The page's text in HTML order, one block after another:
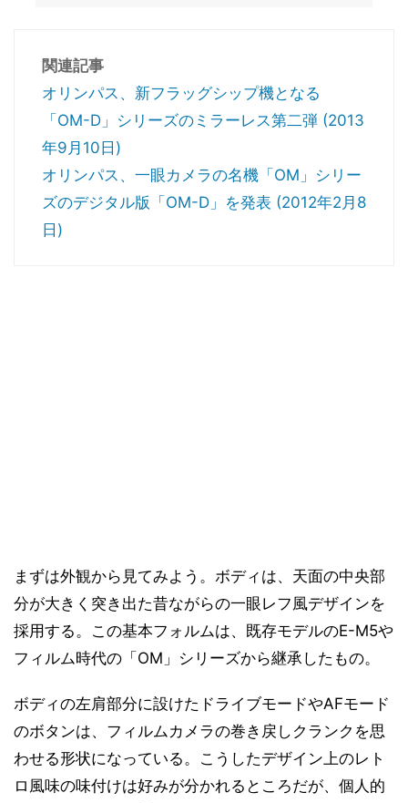
関連記事
オリンパス、新フラッグシップ機となる
「OM-D」シリーズのミラーレス第二弾 (2013
年9月10日)
オリンパス、一眼カメラの名機「OM」シリー
ズのデジタル版「OM-D」を発表 (2012年2月8
日)
まずは外観から見てみよう。ボディは、天面の中央部
分が大きく突き出た昔ながらの一眼レフ風デザインを
採用する。この基本フォルムは、既存モデルのE-M5や
フィルム時代の「OM」シリーズから継承したもの。
ボディの左肩部分に設けたドライブモードやAFモード
のボタンは、フィルムカメラの巻き戻しクランクを思
わせる形状になっている。こうしたデザイン上のレト
ロ風味の味付けは好みが分かれるところだが、個人的